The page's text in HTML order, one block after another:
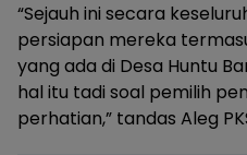
“Sejauh ini secara
persiapan mereka
yang ada di Desa Huntu
hal itu tadi soal pemilih
perhatian,” tandas Aleg